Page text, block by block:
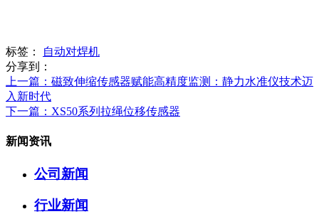
标签：
自动对焊机
分享到：
上一篇 ：磁致伸缩传感器赋能高精度监测：静力水准仪技术迈
入新时代
下一篇 ：XS50系列拉绳位移传感器
新闻资讯
公司新闻
行业新闻